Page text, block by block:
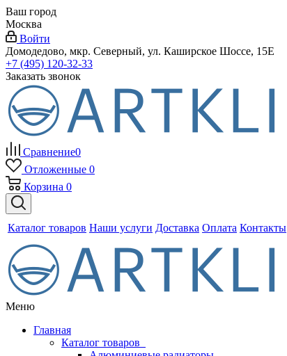
Ваш город
Москва
Войти
Домодедово, мкр. Северный, ул. Каширское Шоссе, 15Е
+7 (495) 120-32-33
Заказать звонок
Сравнение0
Отложенные 0
Корзина 0
Каталог товаров Наши услуги Доставка Оплата Контакты
Меню
Главная
Каталог товаров